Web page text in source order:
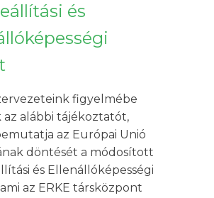
és
figyelmébe
az alábbi tájékoztatót,
az Európai Unió
döntését a módosított
és Ellenállóképességi
az ERKE társközpont